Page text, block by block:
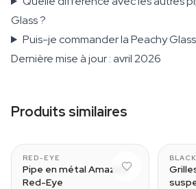
Glass ?
Puis-je commander la Peachy
Dernière mise à jour : avril 2026
Produits similaires
RED-EYE
Pipe en métal Amazed
Red-Eye